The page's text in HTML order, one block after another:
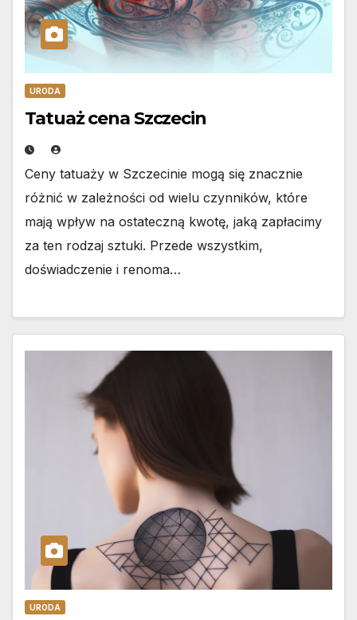
URODA
Tatuaż cena Szczecin
Ceny tatuaży w Szczecinie mogą się znacznie
różnić w zależności od wielu czynników, które
mają wpływ na ostateczną kwotę, jaką zapłacimy
za ten rodzaj sztuki. Przede wszystkim,
doświadczenie i renoma…
URODA